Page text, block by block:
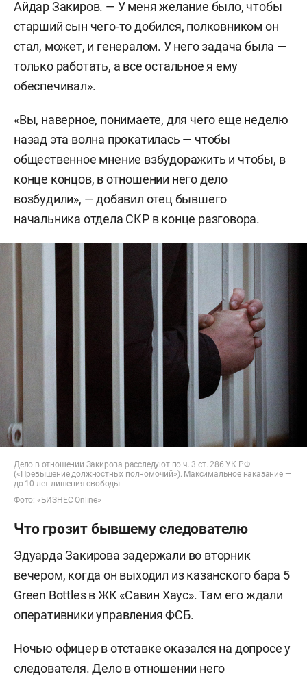
Айдар Закиров. — У меня желание было, чтобы
старший сын чего-то добился, полковником он
стал, может, и генералом. У него задача была —
только работать, а все остальное я ему
обеспечивал».
«Вы, наверное, понимаете, для чего еще неделю
назад эта волна прокатилась — чтобы
общественное мнение взбудоражить и чтобы, в
конце концов, в отношении него дело
возбудили», — добавил отец бывшего
начальника отдела СКР в конце разговора.
Дело в отношении Закирова расследуют по ч. 3 ст. 286 УК РФ
(«Превышение должностных полномочий»). Максимальное наказание —
до 10 лет лишения свободы
Фото: «БИЗНЕС Online»
Что грозит бывшему следователю
Эдуарда Закирова задержали во вторник
вечером, когда он выходил из казанского бара 5
Green Bottles в ЖК «Савин Хаус». Там его ждали
оперативники управления ФСБ.
Ночью офицер в отставке оказался на допросе у
следователя. Дело в отношении него